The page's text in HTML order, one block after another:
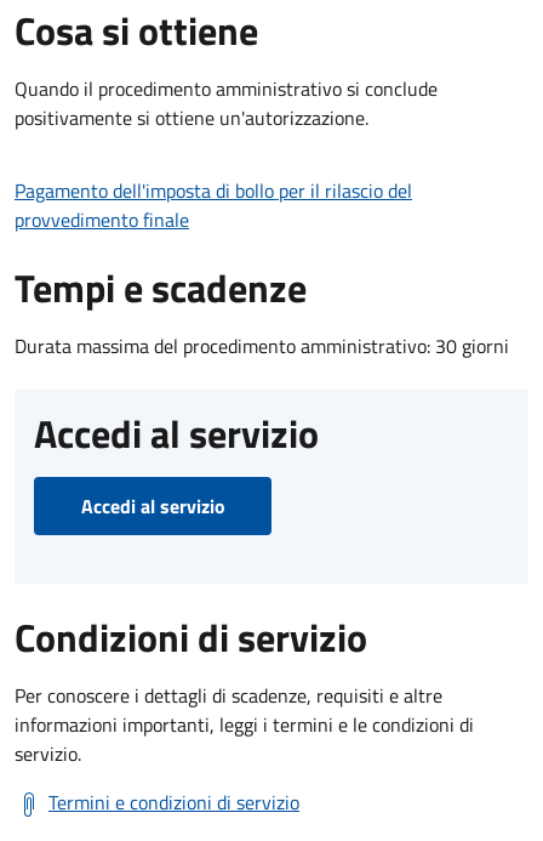
Cosa si ottiene
Quando il procedimento amministrativo si conclude
positivamente si ottiene un'autorizzazione.
Pagamento dell'imposta di bollo per il rilascio del
provvedimento finale
Tempi e scadenze
Durata massima del procedimento amministrativo: 30 giorni
Accedi al servizio
Accedi al servizio
Condizioni di servizio
Per conoscere i dettagli di scadenze, requisiti e altre
informazioni importanti, leggi i termini e le condizioni di
servizio.
Termini e condizioni di servizio